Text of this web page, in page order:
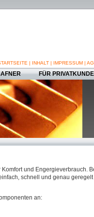
| INHALT | IMPRESSUM |
FÜR
und Engergieverbrauch.
schnell und genau geregelt
an: